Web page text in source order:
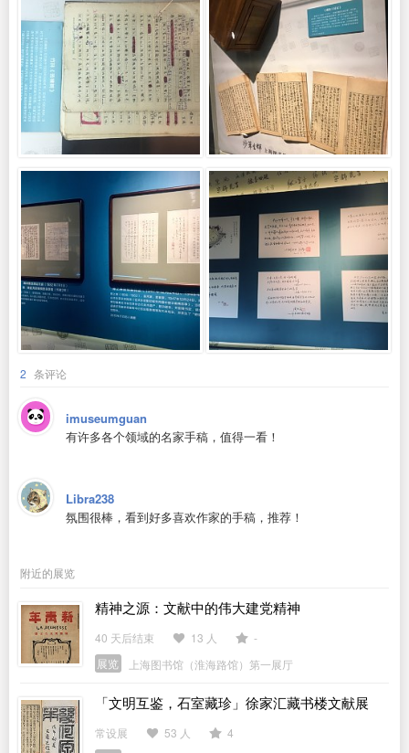
2 条评论
imuseumguan
有许多各个领域的名家手稿，值得一看！
Libra238
氛围很棒，看到好多喜欢作家的手稿，推荐！
附近的展览
精神之源：文献中的伟大建党精神
40 天后结束 13 人
-
展览
上海图书馆（淮海路馆）第一展厅
「文明互鉴，石室藏珍」徐家汇藏书楼文献展
常设展 53 人
4